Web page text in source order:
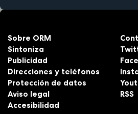
Sobre ORM
Sintoniza
Publicidad
Direcciones y teléfonos
Protección de datos
Aviso legal
Accesibilidad
RSS